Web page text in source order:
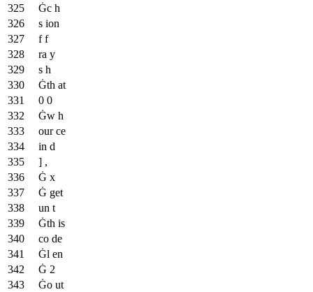
Ġc h
s ion
f f
ra y
s h
Ġth at
0 0
Ġw h
our ce
in d
] ,
Ġ x
Ġ get
un t
Ġth is
co de
Ġl en
Ġ 2
Ġo ut